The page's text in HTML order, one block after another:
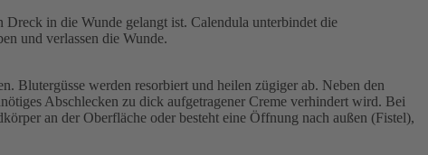
in die Wunde gelangt ist. Calendula unterbindet die
und verlassen die Wunde.
Blutergüsse werden resorbiert und heilen zügiger ab. Neben den
Abschlecken zu dick aufgetragener Creme verhindert wird. Bei
an der Oberfläche oder besteht eine Öffnung nach außen (Fistel),